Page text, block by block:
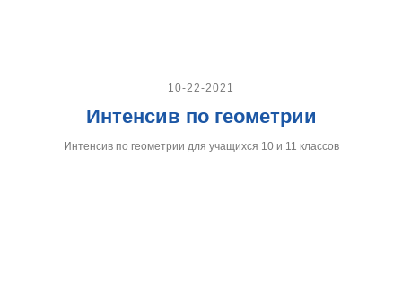
10-22-2021
Интенсив по геометрии
Интенсив по геометрии для учащихся 10 и 11 классов